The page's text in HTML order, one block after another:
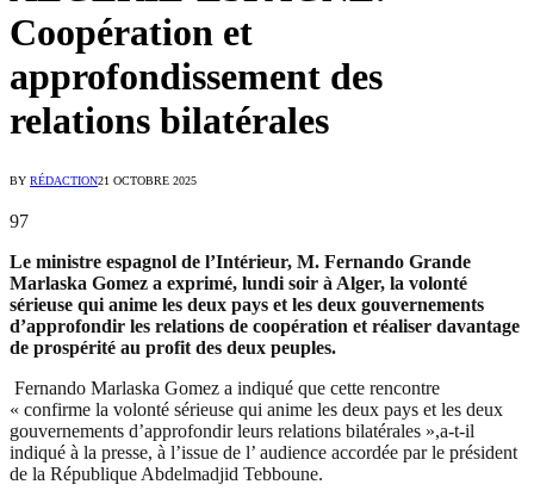
Coopération et
approfondissement des
relations bilatérales
BY RÉDACTION21 OCTOBRE 2025
97
Le ministre espagnol de l’Intérieur, M. Fernando Grande
Marlaska Gomez a exprimé, lundi soir à Alger, la volonté
sérieuse qui anime les deux pays et les deux gouvernements
d’approfondir les relations de coopération et réaliser davantage
de prospérité au profit des deux peuples.
Fernando Marlaska Gomez a indiqué que cette rencontre
« confirme la volonté sérieuse qui anime les deux pays et les deux
gouvernements d’approfondir leurs relations bilatérales »,a-t-il
indiqué à la presse, à l’issue de l’ audience accordée par le président
de la République Abdelmadjid Tebboune.